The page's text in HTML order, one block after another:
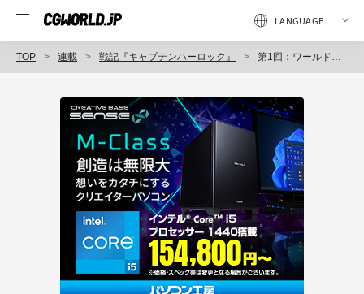
TOP 連載 戦記『キャプテンハーロック』 第1回：ワールドクラスのフルCGアニメに挑む